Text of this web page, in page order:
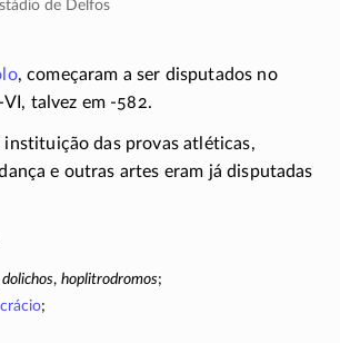
estádio de Delfos
, começaram a ser disputados no
-V I, talvez em -582.
instituição das provas atléticas,
e outras artes eram já disputadas
dolichos, hoplitrodromos;
;